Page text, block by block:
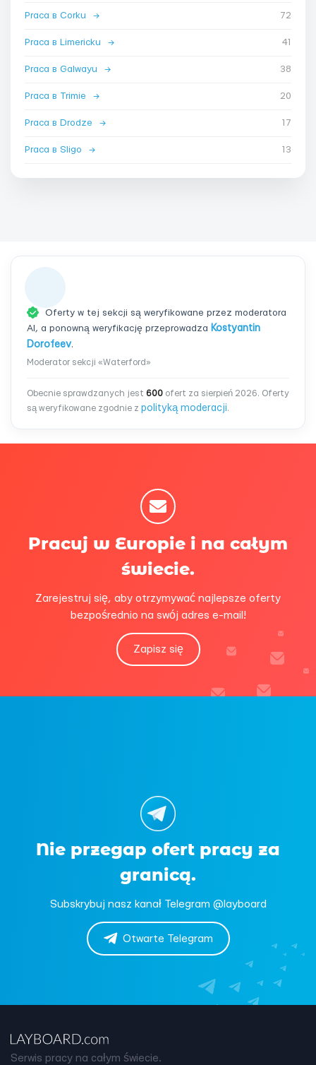
Praca в Corku → 72
Praca в Limericku → 41
Praca в Galwayu → 38
Praca в Trimie → 20
Praca в Drodze → 17
Praca в Sligo → 13
Oferty w tej sekcji są weryfikowane przez moderatora
AI, a ponowną weryfikację przeprowadza Kostyantin
Dorofeev.
Moderator sekcji «Waterford»
Obecnie sprawdzanych jest 600 ofert za sierpień 2026. Oferty
są weryfikowane zgodnie z polityką moderacji.
Pracuj w Europie i na całym
świecie.
Zarejestruj się, aby otrzymywać najlepsze oferty
bezpośrednio na swój adres e-mail!
Zapisz się
Nie przegap ofert pracy za
granicą.
Subskrybuj nasz kanał Telegram @layboard
Otwarte Telegram
Serwis pracy na całym świecie.